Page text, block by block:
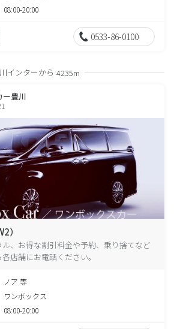
08:00-20:00
0533-86-0100
インターから 4235m
ー豊川
）
、お得な割引料金や予約、乗り捨てなど
店舗にお電話ください。
ノア 等
ワンボックス
08:00-20:00